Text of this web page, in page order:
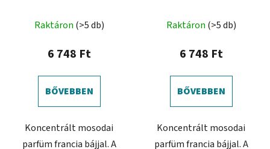
Raktáron (>5 db)
6 748 Ft
BŐVEBBEN
Koncentrált mosodai
parfüm francia bájjal. A
Raktáron (>5 db)
6 748 Ft
BŐVEBBEN
Koncentrált mosodai
parfüm francia bájjal. A